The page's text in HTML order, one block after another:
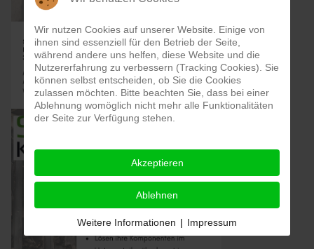
Wir nutzen Cookies auf unserer Website. Einige von
ihnen sind essenziell für den Betrieb der Seite,
während andere uns helfen, diese Website und die
Nutzererfahrung zu verbessern (Tracking Cookies). Sie
können selbst entscheiden, ob Sie die Cookies
zulassen möchten. Bitte beachten Sie, dass bei einer
Ablehnung womöglich nicht mehr alle Funktionalitäten
der Seite zur Verfügung stehen.
Akzeptieren
Ablehnen
Weitere Informationen | Impressum